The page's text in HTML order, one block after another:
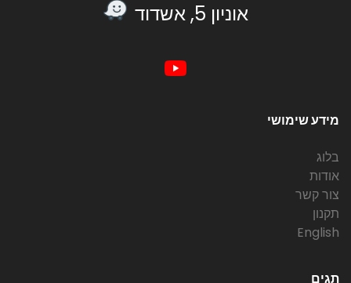
אוניון 5, אשדוד
מידע שימושי
בלוג
אודות
צור קשר
תקנון
English
תגים